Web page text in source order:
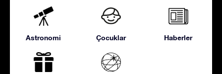
Astronomi Çocuklar Haberler